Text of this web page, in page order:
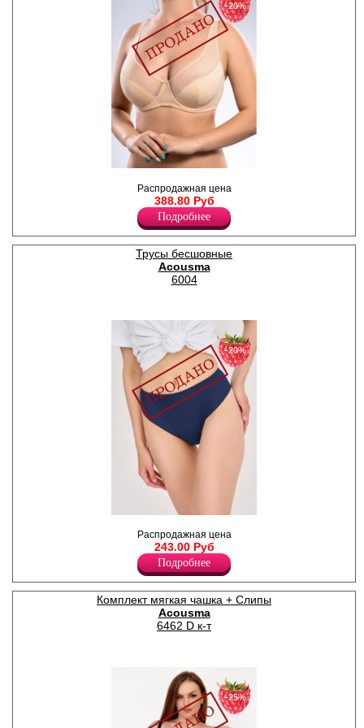
чашкой на тонком поролоне,
на косточках, отделка
сеточкой. Бретели
регулируются по длине, НЕ
съемные.
Нейлон 88%
Спандекс 12%
−20%
Распродажная цена
388.80 Руб
Подробнее
Трусы бесшовные
Acousma
6004
посадки из микрофибры, с
лазерной обработкой края,
х/б ластовица.
Нейлон 77%
Спандекс 23%
−20%
Распродажная цена
243.00 Руб
Подробнее
Комплект мягкая чашка + Слипы
Acousma
6462 D к-т
−25%